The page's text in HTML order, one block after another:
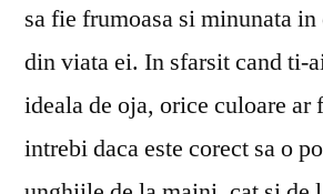
pedichiura
in
sector
este
solutia
sa fie frumoasa si minunata
din viata ei. In sfarsit cand ti-
ideala de oja, orice culoare ar
intrebi daca este corect sa o